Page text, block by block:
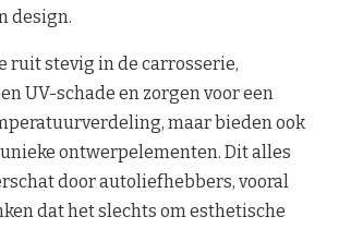
design.
ruit stevig in de carrosserie,
UV-schade en zorgen voor een
maar bieden ook
ontwerpelementen. Dit alles
door autoliefhebbers, vooral
dat het slechts om esthetische